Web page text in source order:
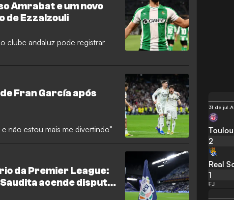
Amrabat e um novo
de Ezzalzouli
clube andaluz pode registrar
Fran García após
não estou mais me divertindo"
da Premier League:
acende disputa
31 de jul.
2
Real
1
FJ